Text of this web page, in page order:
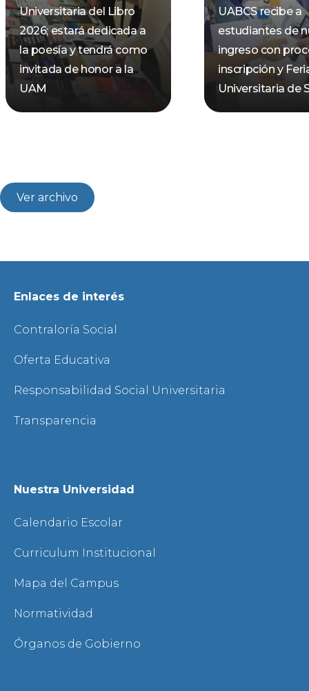
Universitaria del Libro
2026; estará dedicada a
la poesía y tendrá como
invitada de honor a la
UAM
UABCS recibe a
estudiantes de
ingreso con
inscripción y
Universitaria de
Ver archivo
Enlaces de interés
Contraloría Social
Oferta Educativa
Responsabilidad Social Universitaria
Transparencia
Nuestra Universidad
Calendario Escolar
Curriculum Institucional
Mapa del Campus
Normatividad
Órganos de Gobierno